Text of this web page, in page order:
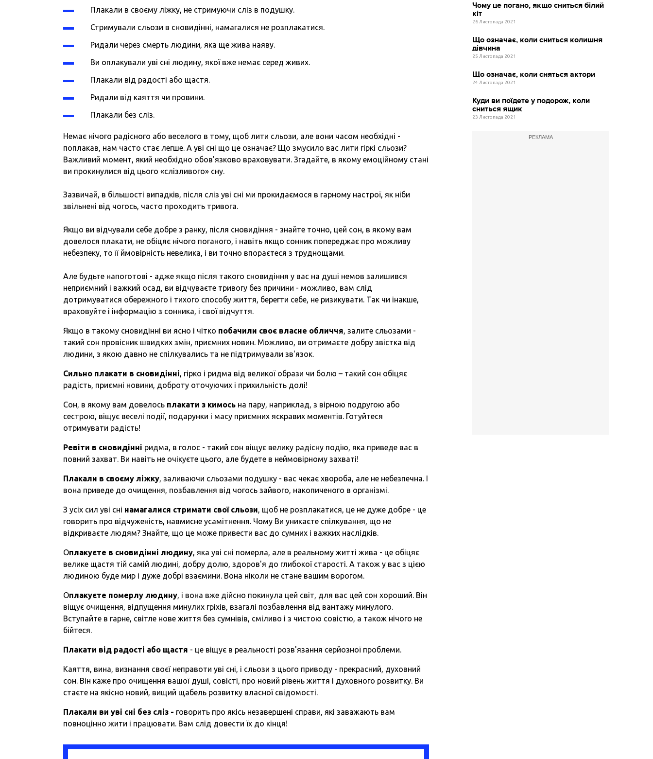
Плакали в своєму ліжку, не стримуючи сліз в подушку.
Стримували сльози в сновидінні, намагалися не розплакатися.
Ридали через смерть людини, яка ще жива наяву.
Ви оплакували уві сні людину, якої вже немає серед живих.
Плакали від радості або щастя.
Ридали від каяття чи провини.
Плакали без сліз.
Немає нічого радісного або веселого в тому, щоб лити сльози, але вони часом необхідні -
поплакав, нам часто стає легше. А уві сні що це означає? Що змусило вас лити гіркі сльози?
Важливий момент, який необхідно обов'язково враховувати. Згадайте, в якому емоційному стані
ви прокинулися від цього «слізливого» сну.
Зазвичай, в більшості випадків, після сліз уві сні ми прокидаємося в гарному настрої, як ніби
звільнені від чогось, часто проходить тривога.
Якщо ви відчували себе добре з ранку, після сновидіння - знайте точно, цей сон, в якому вам
довелося плакати, не обіцяє нічого поганого, і навіть якщо сонник попереджає про можливу
небезпеку, то її ймовірність невелика, і ви точно впораєтеся з труднощами.
Але будьте напоготові - адже якщо після такого сновидіння у вас на душі немов залишився
неприємний і важкий осад, ви відчуваєте тривогу без причини - можливо, вам слід
дотримуватися обережного і тихого способу життя, берегти себе, не ризикувати. Так чи інакше,
враховуйте і інформацію з сонника, і свої відчуття.
Якщо в такому сновидінні ви ясно і чітко побачили своє власне обличчя, залите сльозами -
такий сон провісник швидких змін, приємних новин. Можливо, ви отримаєте добру звістка від
людини, з якою давно не спілкувались та не підтримували зв'язок.
Сильно плакати в сновидінні, гірко і ридма від великої образи чи болю – такий сон обіцяє
радість, приємні новини, доброту оточуючих і прихильність долі!
Сон, в якому вам довелось плакати з кимось на пару, наприклад, з вірною подругою або
сестрою, віщує веселі події, подарунки і масу приємних яскравих моментів. Готуйтеся
отримувати радість!
Ревіти в сновидінні ридма, в голос - такий сон віщує велику радісну подію, яка приведе вас в
повний захват. Ви навіть не очікуєте цього, але будете в неймовірному захваті!
Плакали в своєму ліжку, заливаючи сльозами подушку - вас чекає хвороба, але не небезпечна. І
вона приведе до очищення, позбавлення від чогось зайвого, накопиченого в організмі.
З усіх сил уві сні намагалися стримати свої сльози, щоб не розплакатися, це не дуже добре - це
говорить про відчуженість, навмисне усамітнення. Чому Ви уникаєте спілкування, що не
відкриваєте людям? Знайте, що це може привести вас до сумних і важких наслідків.
Оплакуєте в сновидінні людину, яка уві сні померла, але в реальному житті жива - це обіцяє
велике щастя тій самій людині, добру долю, здоров'я до глибокої старості. А також у вас з цією
людиною буде мир і дуже добрі взаємини. Вона ніколи не стане вашим ворогом.
Оплакуєте померлу людину, і вона вже дійсно покинула цей світ, для вас цей сон хороший. Він
віщує очищення, відпущення минулих гріхів, взагалі позбавлення від вантажу минулого.
Вступайте в гарне, світле нове життя без сумнівів, сміливо і з чистою совістю, а також нічого не
бійтеся.
Плакати від радості або щастя - це віщує в реальності розв'язання серйозної проблеми.
Каяття, вина, визнання своєї неправоти уві сні, і сльози з цього приводу - прекрасний, духовний
сон. Він каже про очищення вашої душі, совісті, про новий рівень життя і духовного розвитку. Ви
стаєте на якісно новий, вищий щабель розвитку власної свідомості.
Плакали ви уві сні без сліз - говорить про якісь незавершені справи, які заважають вам
повноцінно жити і працювати. Вам слід довести їх до кінця!
Чому це погано, якщо сниться білий
кіт
26 Листопада 2021
Що означає, коли сниться колишня
дівчина
25 Листопада 2021
Що означає, коли сняться актори
24 Листопада 2021
Куди ви поїдете у подорож, коли
сниться ящик
23 Листопада 2021
РЕКЛАМА